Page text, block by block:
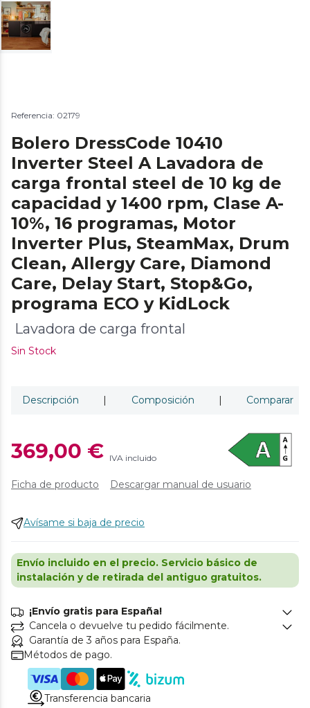
Referencia: 02179
Bolero DressCode 10410
Inverter Steel A Lavadora de
carga frontal steel de 10 kg de
capacidad y 1400 rpm, Clase A-
10%, 16 programas, Motor
Inverter Plus, SteamMax, Drum
Clean, Allergy Care, Diamond
Care, Delay Start, Stop&Go,
programa ECO y KidLock
Lavadora de carga frontal
Sin Stock
Descripción | Composición | Comparar
369,00 € IVA incluido
Ficha de producto Descargar manual de usuario
Avísame si baja de precio
Envío incluido en el precio. Servicio básico de
instalación y de retirada del antiguo gratuitos.
¡Envío gratis para España!
Cancela o devuelve tu pedido fácilmente.
Garantía de 3 años para España.
Métodos de pago.
Transferencia bancaria